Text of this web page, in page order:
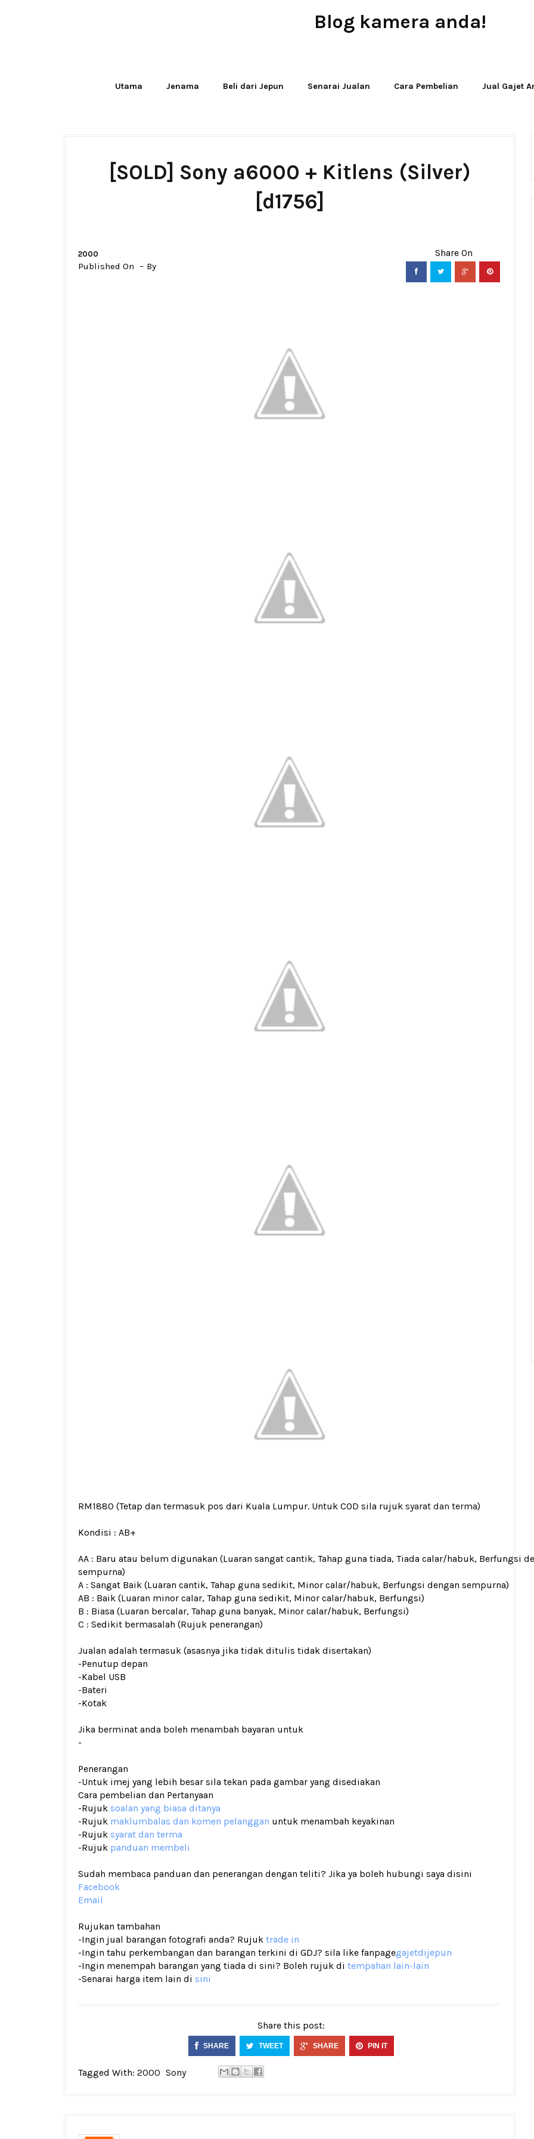
Blog kamera anda!
Utama Jenama Beli dari Jepun Senarai Jualan Cara Pembelian Jual Gajet
[SOLD] Sony a6000 + Kitlens (Silver)
[d1756]
2000
Published On By
RM1880 (Tetap dan termasuk pos dari Kuala Lumpur. Untuk COD sila rujuk syarat dan terma)
Kondisi : AB+
AA : Baru atau belum digunakan (Luaran sangat cantik, Tahap guna tiada, Tiada calar/habuk, Berfungsi
sempurna)
A : Sangat Baik (Luaran cantik, Tahap guna sedikit, Minor calar/habuk, Berfungsi dengan sempurna)
AB : Baik (Luaran minor calar, Tahap guna sedikit, Minor calar/habuk, Berfungsi)
B : Biasa (Luaran bercalar, Tahap guna banyak, Minor calar/habuk, Berfungsi)
C : Sedikit bermasalah (Rujuk penerangan)
Jualan adalah termasuk (asasnya jika tidak ditulis tidak disertakan)
-Penutup depan
-Kabel USB
-Bateri
-Kotak
Jika berminat anda boleh menambah bayaran untuk
-
Penerangan
-Untuk imej yang lebih besar sila tekan pada gambar yang disediakan
Cara pembelian dan Pertanyaan
-Rujuk soalan yang biasa ditanya
-Rujuk maklumbalas dan komen pelanggan untuk menambah keyakinan
-Rujuk syarat dan terma
-Rujuk panduan membeli
Sudah membaca panduan dan penerangan dengan teliti? Jika ya boleh hubungi saya disini
Facebook
Email
Rujukan tambahan
-Ingin jual barangan fotografi anda? Rujuk trade in
-Ingin tahu perkembangan dan barangan terkini di GDJ? sila like fanpagegajetdijepun
-Ingin menempah barangan yang tiada di sini? Boleh rujuk di tempahan lain-lain
-Senarai harga item lain di sini
Share this post:
SHARE TWEET SHARE PIN IT
Tagged With: 2000 Sony